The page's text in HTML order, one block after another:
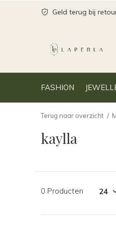
FASHION
Geld terug bij
Terug naar overzicht
kaylla
0 Producten